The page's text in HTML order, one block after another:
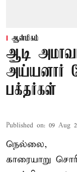
ஆன்மிகம்
ஆடி
அய்யனார்
பக்தர்கள்
Published on: 09 Aug
நெல்லை,
காரையாறு